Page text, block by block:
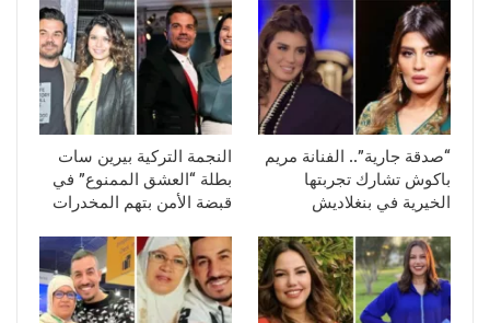
“صدقة جارية”.. الفنانة مريم
باكوش تشارك تجربتها
الخيرية في بنغلاديش
النجمة التركية بيرين سات
بطلة “العشق الممنوع” في
قبضة الأمن بتهم المخدرات